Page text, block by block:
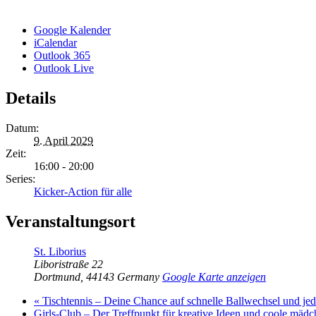
Google Kalender
iCalendar
Outlook 365
Outlook Live
Details
Datum:
9. April 2029
Zeit:
16:00 - 20:00
Series:
Kicker-Action für alle
Veranstaltungsort
St. Liborius
Liboristraße 22
Dortmund 44143 Germany Google Karte anzeigen
« Tischtennis – Deine Chance auf schnelle Ballwechsel und
Girls-Club – Der Treffpunkt für kreative Ideen und coole